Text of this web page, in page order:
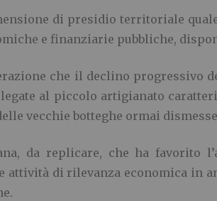
di presidio territoriale
e finanziarie pubbliche,
che il declino progressivo
al piccolo artigianato
vecchie botteghe ormai
da replicare, che ha favorito
attività di rilevanza economica in